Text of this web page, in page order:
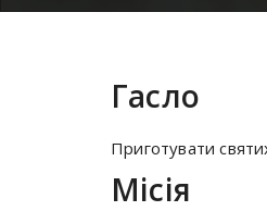
Гасло
Приготувати
Місія